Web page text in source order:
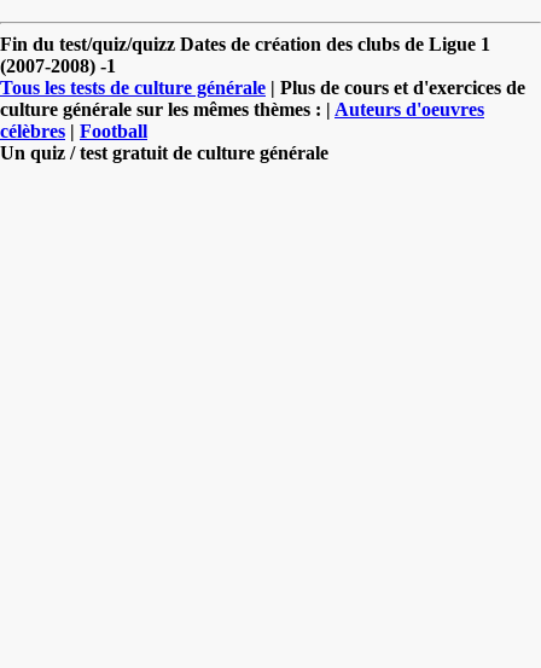
Fin du test/quiz/quizz Dates de création des clubs de Ligue 1
(2007-2008) -1
Tous les tests de culture générale | Plus de cours et d'exercices de
culture générale sur les mêmes thèmes : | Auteurs d'oeuvres
célèbres | Football
Un quiz / test gratuit de culture générale